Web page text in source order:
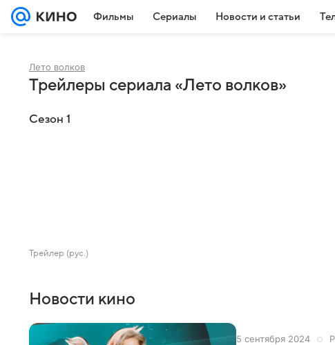
Фильмы Сериалы Новости и статьи
Лето волков
Трейлеры сериала «Лето волков»
Сезон 1
Трейлер (рус.)
Новости кино
5 сентября 2024